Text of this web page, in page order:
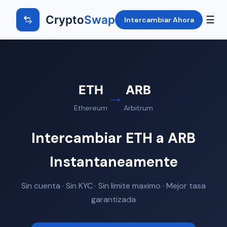
CryptoSwap Intercambiar Ahora ☰
ETH
Ethereum
→ ARB
Arbitrum
Intercambiar ETH a ARB
Instantaneamente
Sin cuenta · Sin KYC · Sin limite maximo · Mejor tasa
garantizada